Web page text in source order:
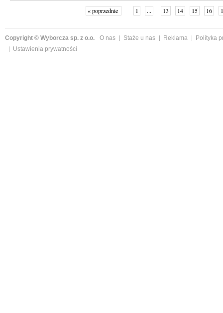
« poprzednie 1 ... 13 14 15 16
Copyright © Wyborcza sp. z o.o. O nas Staże u nas Reklama
Polityka
Ustawienia prywatności